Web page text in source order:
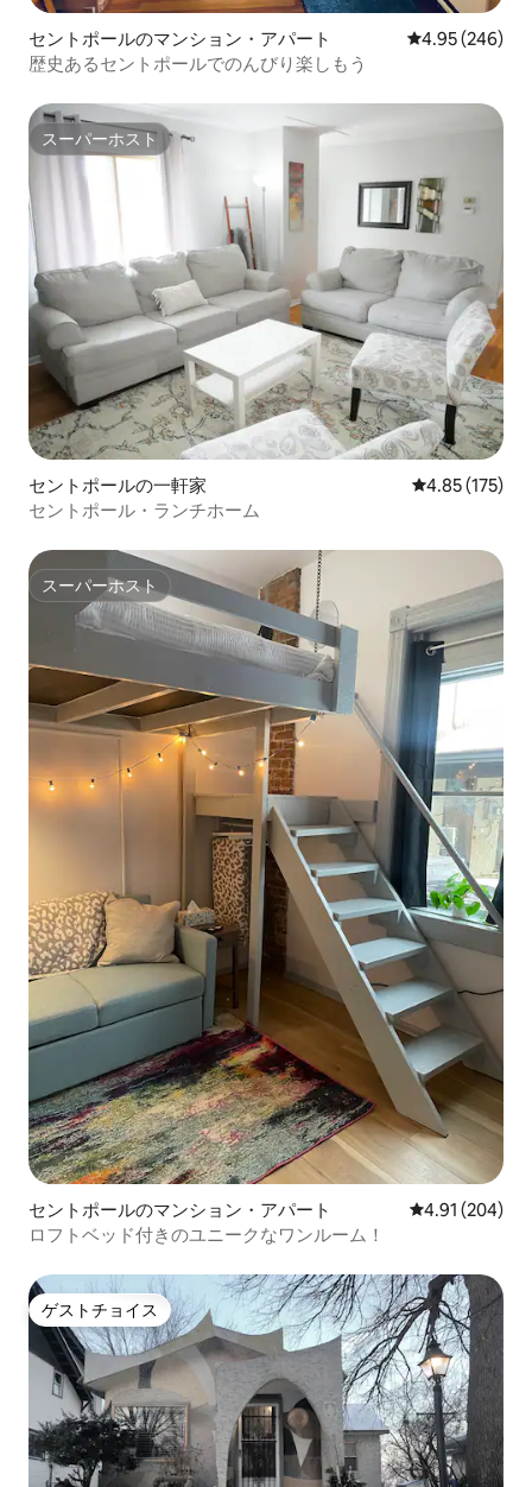
セントポールのマンション・アパート レビュー246
4.95 (246)
歴史あるセントポールでのんびり楽しもう
スーパーホスト
スーパーホスト
セントポールの一軒家 レビュー175
4.85 (175)
セントポール・ランチホーム
スーパーホスト
スーパーホスト
セントポールのマンション・アパート レビュー204
4.91 (204)
ロフトベッド付きのユニークなワンルーム！
ゲストチョイス
ゲストチョイス